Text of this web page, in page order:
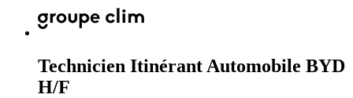
Technicien Itinérant Automobile BYD
H/F